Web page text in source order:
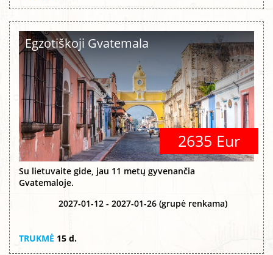
Egzotiškoji Gvatemala
2635 Eur
Su lietuvaite gide, jau 11 metų gyvenančia
Gvatemaloje.
2027-01-12 - 2027-01-26 (grupė renkama)
TRUKMĖ 15 d.